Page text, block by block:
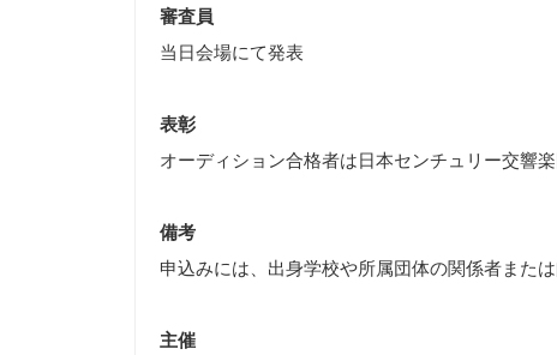
審査員
当日会場にて発表
表彰
オーディション合格者は日本センチュリー交響
備考
申込みには、出身学校や所属団体の関係者または
主催